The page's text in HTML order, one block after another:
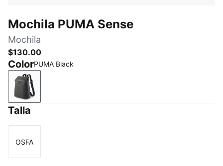
Mochila PUMA Sense
Mochila
$130.00
ColorPUMA Black
PUMA Black
Talla
Talla
OSFA